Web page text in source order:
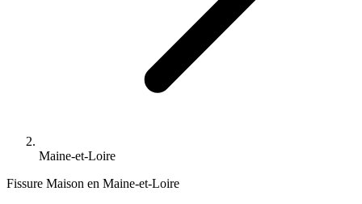
Maine-et-Loire
Fissure Maison en Maine-et-Loire